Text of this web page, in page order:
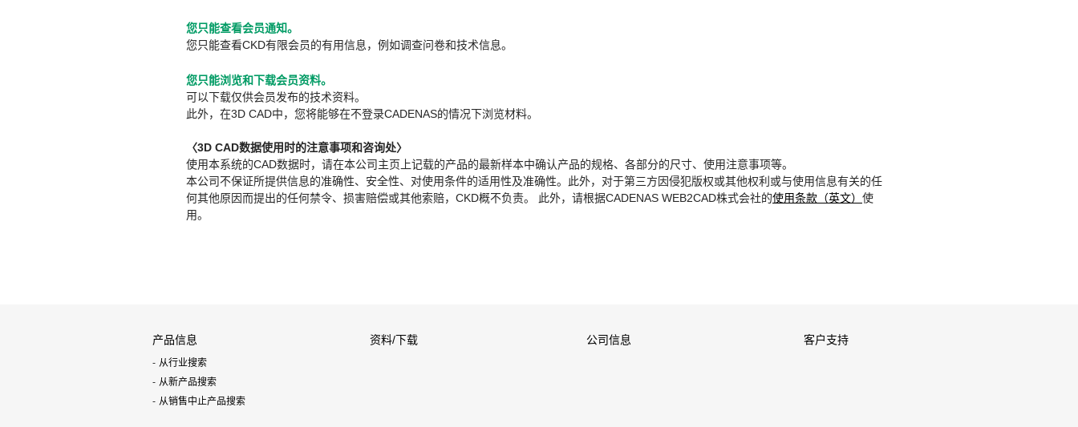
您只能查看会员通知。
您只能查看CKD有限会员的有用信息，例如调查问卷和技术信息。
您只能浏览和下载会员资料。
可以下载仅供会员发布的技术资料。
此外，在3D CAD中，您将能够在不登录CADENAS的情况下浏览材料。
〈3D CAD数据使用时的注意事项和咨询处〉
使用本系统的CAD数据时，请在本公司主页上记载的产品的最新样本中确认产品的规格、各部分的尺寸、使用注意事项等。
本公司不保证所提供信息的准确性、安全性、对使用条件的适用性及准确性。此外，对于第三方因侵犯版权或其他权利或与使用信息有关的任
何其他原因而提出的任何禁令、损害赔偿或其他索赔，CKD概不负责。 此外，请根据CADENAS WEB2CAD株式会社的使用条款（英文） 使
用。
产品信息
从行业搜索
从新产品搜索
从销售中止产品搜索
资料/下载 公司信息 客户支持